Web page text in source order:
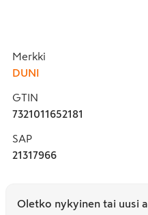
Merkki
DUNI
GTIN
7321011652181
SAP
21317966
Oletko nykyinen tai uusi